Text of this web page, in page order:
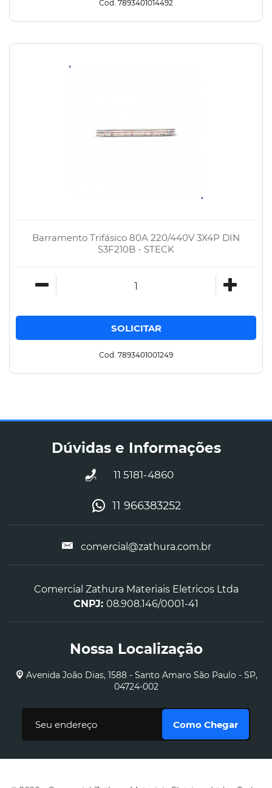
Cod. 7893401014492
Barramento Trifásico 80A 220/440V 3X4P DIN
S3F210B - STECK
Cod. 7893401001249
Dúvidas e Informações
11 5181-4860
11 966383252
comercial@zathura.com.br
Comercial Zathura Materiais Eletricos Ltda
CNPJ: 08.908.146/0001-41
Nossa Localização
Avenida João Dias, 1588 - Santo Amaro São Paulo - SP,
04724-002